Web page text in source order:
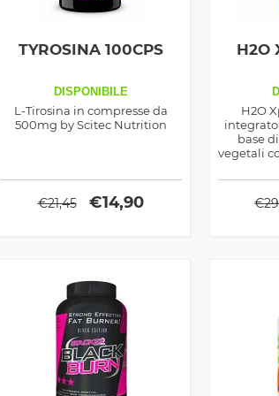
TYROSINA 100CPS
DISPONIBILE
L-Tirosina in compresse da
500mg by Scitec Nutrition
€21,45 €14,90
H2O
H2O
base
vegetali
€